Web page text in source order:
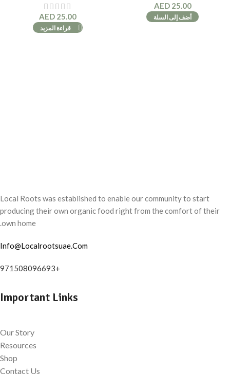
AED 25.00
أضف إلى السلة AED 25.00
قراءة المزيد
Local Roots was established to enable our community to start
producing their own organic food right from the comfort of their
own home.
Info@Localrootsuae.Com
+971508096693
Important Links
Our Story
Resources
Shop
Contact Us